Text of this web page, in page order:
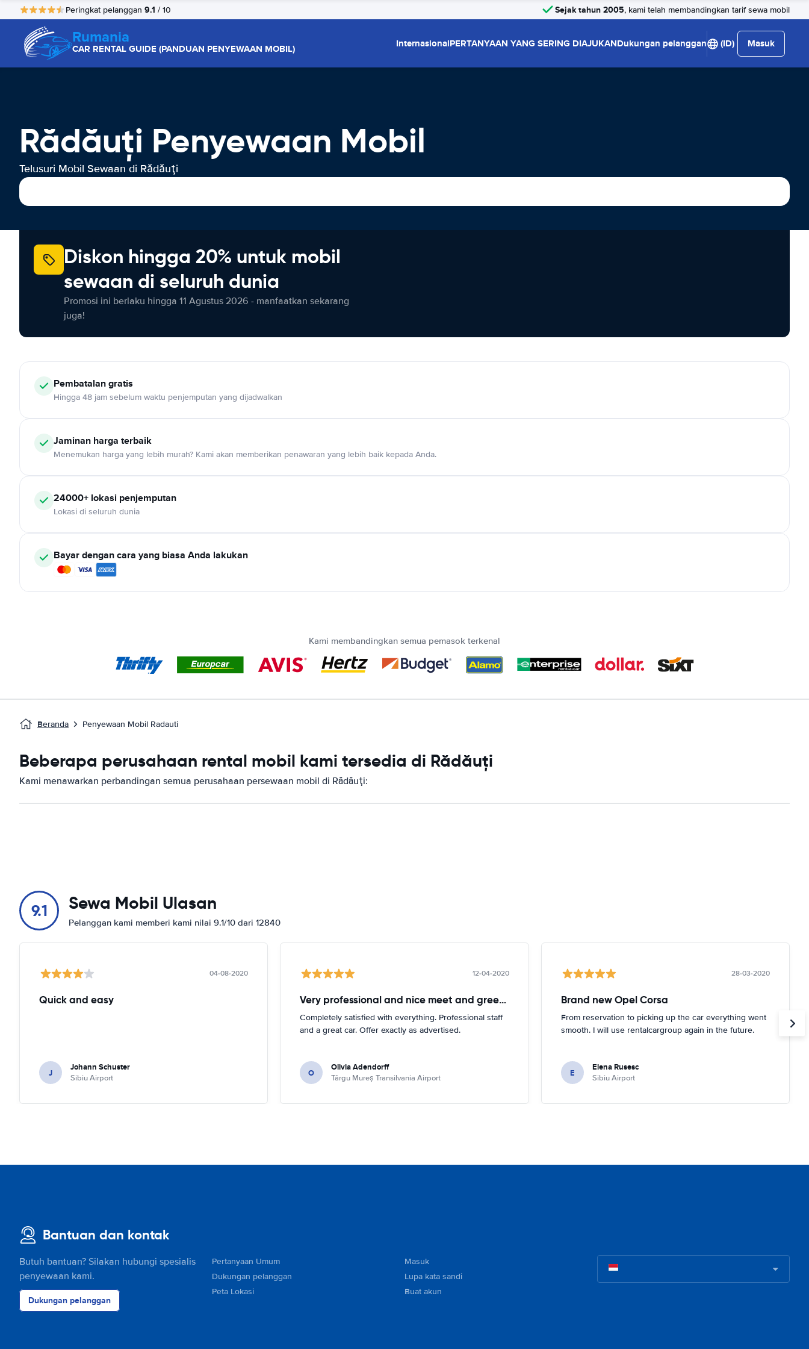
Peringkat pelanggan 9.1 / 10 Sejak tahun 2005, kami telah membandingkan tarif sewa mobil
Rumania
CAR RENTAL GUIDE (PANDUAN PENYEWAAN MOBIL) InternasionalPERTANYAAN YANG SERING DIAJUKANDukungan pelanggan (ID) Masuk
Rădăuţi Penyewaan Mobil
Telusuri Mobil Sewaan di Rădăuţi
Diskon hingga 20% untuk mobil
sewaan di seluruh dunia
Promosi ini berlaku hingga 11 Agustus 2026 - manfaatkan sekarang
juga!
Pembatalan gratis
Hingga 48 jam sebelum waktu penjemputan yang dijadwalkan
Jaminan harga terbaik
Menemukan harga yang lebih murah? Kami akan memberikan penawaran yang lebih baik kepada Anda.
24000+ lokasi penjemputan
Lokasi di seluruh dunia
Bayar dengan cara yang biasa Anda lakukan
Kami membandingkan semua pemasok terkenal
Beranda Penyewaan Mobil Radauti
Beberapa perusahaan rental mobil kami tersedia di Rădăuţi
Kami menawarkan perbandingan semua perusahaan persewaan mobil di Rădăuţi:
9.1 Sewa Mobil Ulasan
Pelanggan kami memberi kami nilai 9.1/10 dari 12840
04-08-2020
Quick and easy
J Johann Schuster
Sibiu Airport
12-04-2020
Very professional and nice meet and greeter. Intelligent and caring.
Completely satisfied with everything. Professional staff
and a great car. Offer exactly as advertised.
O Olivia Adendorff
Târgu Mureș Transilvania Airport
28-03-2020
Brand new Opel Corsa
From reservation to picking up the car everything went
smooth. I will use rentalcargroup again in the future.
E Elena Rusesc
Sibiu Airport
Bantuan dan kontak
Butuh bantuan? Silakan hubungi spesialis
penyewaan kami.
Dukungan pelanggan
Pertanyaan Umum
Dukungan pelanggan
Peta Lokasi
Masuk
Lupa kata sandi
Buat akun